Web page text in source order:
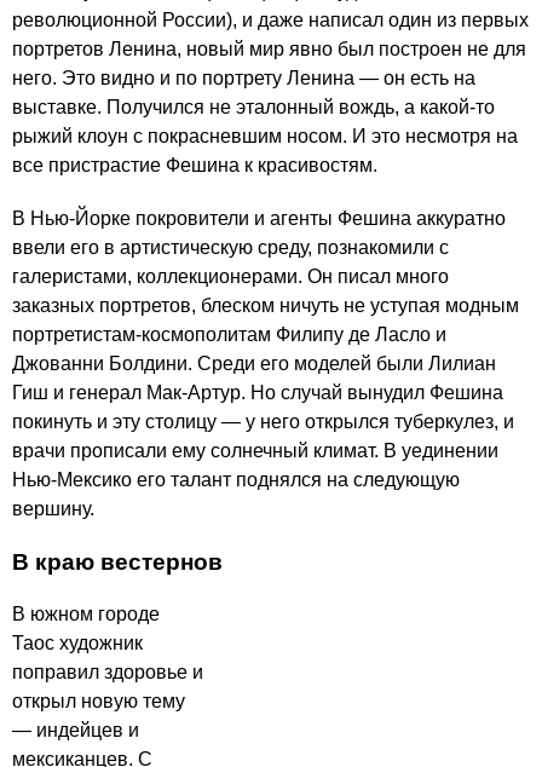
революционной России), и даже написал один из первых
портретов Ленина, новый мир явно был построен не для
него. Это видно и по портрету Ленина — он есть на
выставке. Получился не эталонный вождь, а какой-то
рыжий клоун с покрасневшим носом. И это несмотря на
все пристрастие Фешина к красивостям.
В Нью-Йорке покровители и агенты Фешина аккуратно
ввели его в артистическую среду, познакомили с
галеристами, коллекционерами. Он писал много
заказных портретов, блеском ничуть не уступая модным
портретистам-космополитам Филипу де Ласло и
Джованни Болдини. Среди его моделей были Лилиан
Гиш и генерал Мак-Артур. Но случай вынудил Фешина
покинуть и эту столицу — у него открылся туберкулез, и
врачи прописали ему солнечный климат. В уединении
Нью-Мексико его талант поднялся на следующую
вершину.
В краю вестернов
В южном городе
Таос художник
поправил здоровье и
открыл новую тему
— индейцев и
мексиканцев. С